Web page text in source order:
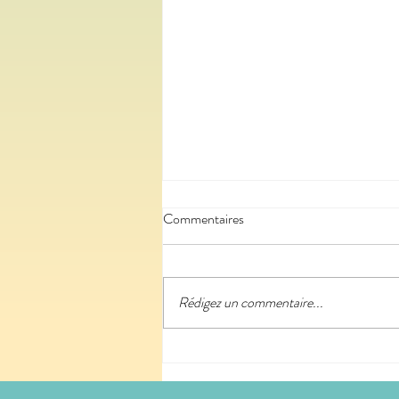
La Turbine Saison 2 / #5-
Commentaires
Rédigez un commentaire...